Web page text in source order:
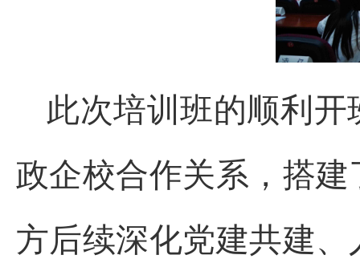
此次培训班的顺利
政企校合作关系，搭
方后续深化党建共建